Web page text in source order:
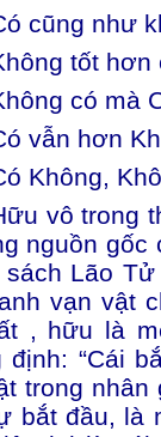
cũng như
tốt hơn
có mà
vẫn hơn
Không,
vô trong
nguồn
sách Lão
vạn vật
, hữu là
định: “Cái
trong nhân
bắt đầu, là